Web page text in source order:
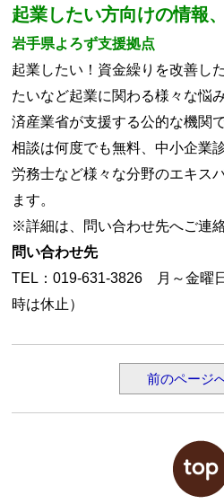
起業したい方向けの情報
岩手県よろず支援拠点
起業したい！資金繰りを改善し
たいなど起業に関わる様々な悩
済産業省が支援する公的な機関で
相談は何度でも無料、中小企業
労務士など様々な分野のエキス
ます。
※詳細は、問い合わせ先へご連絡
問い合わせ先
TEL：019-631-3826 月～金曜
時は休止）
前のページ